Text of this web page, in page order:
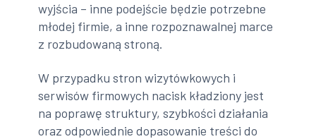
wyjścia – inne podejście będzie potrzebne
młodej firmie, a inne rozpoznawalnej marce
z rozbudowaną stroną.
W przypadku stron wizytówkowych i
serwisów firmowych nacisk kładziony jest
na poprawę struktury, szybkości działania
oraz odpowiednie dopasowanie treści do